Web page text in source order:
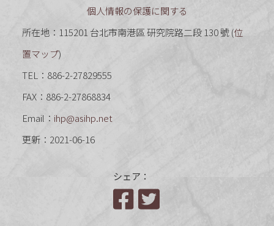
個人情報の保護に関する
所在地：115201 台北市南港區 研究院路二段 130 號 (位
置マップ)
TEL：886-2-27829555
FAX：886-2-27868834
Email： ihp@asihp.net
更新：2021-06-16
シェア：
Facebook